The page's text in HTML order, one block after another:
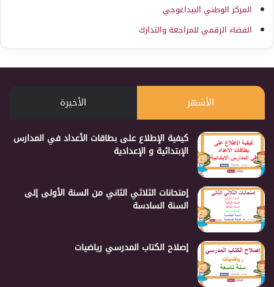
المركز الوطني البيداغوجي
الفضاء الرقمي للمراجعة والتدارك
الأشهر الأخيرة
كيفية الإطلاع على بطاقات الأعداد في المدارس
الإبتدائية و الإعدادية
إمتحانات الثلاثي الثاني من السنة الأولى إلى
السنة السادسة
إصلاح الكتاب المدرسي رياضيات